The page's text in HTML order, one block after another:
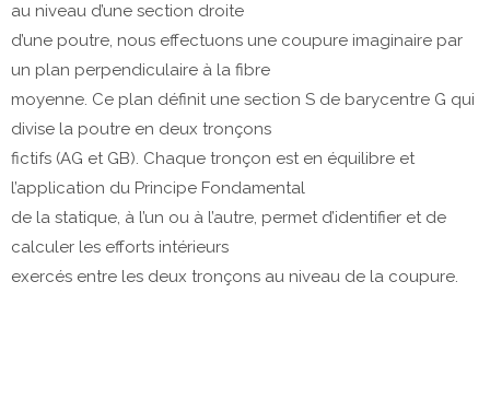
au niveau d’une section droite
d’une poutre, nous effectuons une coupure imaginaire par
un plan perpendiculaire à la fibre
moyenne. Ce plan définit une section S de barycentre G qui
divise la poutre en deux tronçons
fictifs (AG et GB). Chaque tronçon est en équilibre et
l’application du Principe Fondamental
de la statique, à l’un ou à l’autre, permet d’identifier et de
calculer les efforts intérieurs
exercés entre les deux tronçons au niveau de la coupure.